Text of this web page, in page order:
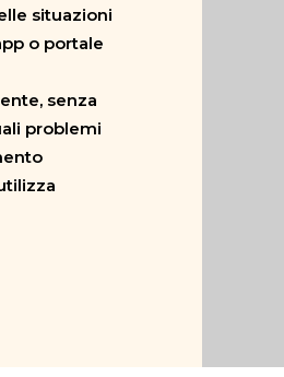
situazioni
o portale
senza
problemi